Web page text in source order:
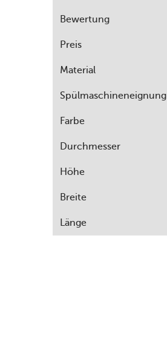
Bewertung
Preis
Material
Spülmaschineneignung
Farbe
Durchmesser
Höhe
Breite
Länge